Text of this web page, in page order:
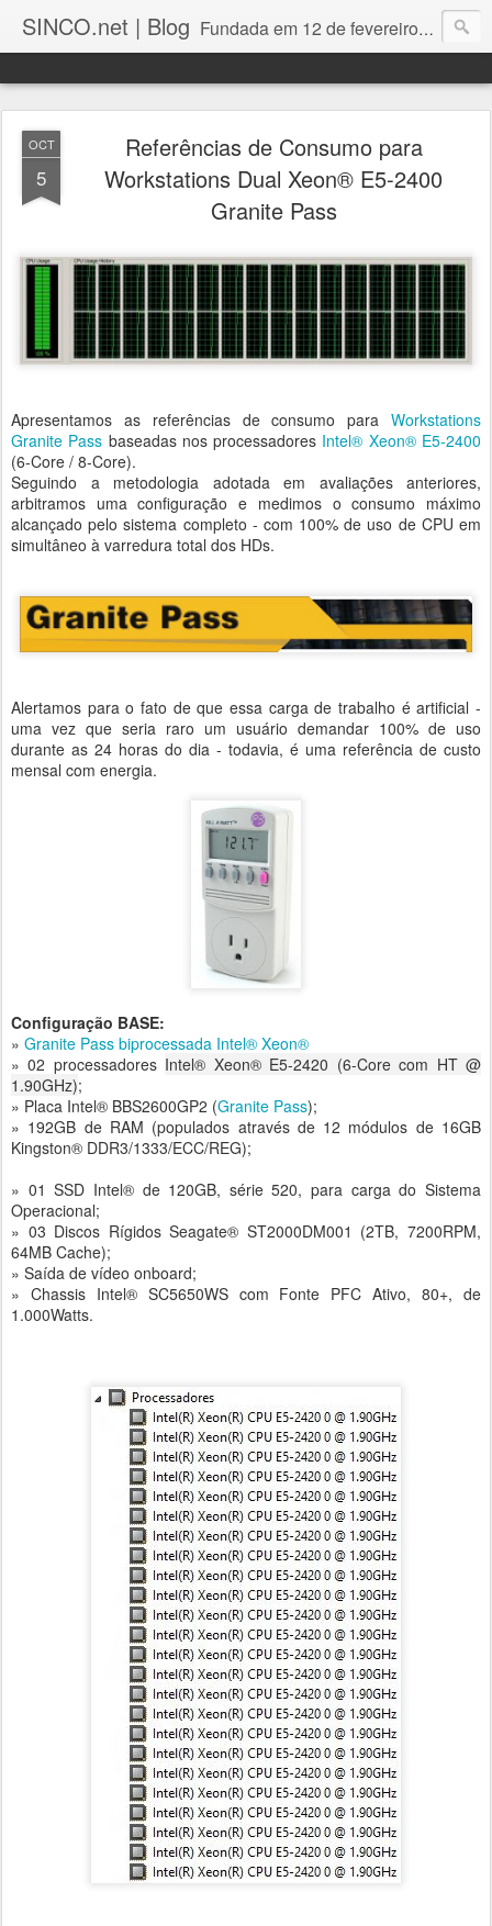
SINCO.net | Blog Fundada em 12 de fevereiro de 1982. Fabricante brasileira de servidores e workstations. Certificações: Intel Technology Provider Platinum, Seagate Storage Solution Provider, Kingston Premium Reseller, Nilko Design Partner.
OCT
5
Referências de Consumo para
Workstations Dual Xeon® E5-2400
Granite Pass
Apresentamos as referências de consumo para Workstations
Granite Pass baseadas nos processadores Intel® Xeon® E5-2400
(6-Core / 8-Core).
Seguindo a metodologia adotada em avaliações anteriores,
arbitramos uma configuração e medimos o consumo máximo
alcançado pelo sistema completo - com 100% de uso de CPU em
simultâneo à varredura total dos HDs.
Alertamos para o fato de que essa carga de trabalho é artificial -
uma vez que seria raro um usuário demandar 100% de uso
durante as 24 horas do dia - todavia, é uma referência de custo
mensal com energia.
Configuração BASE:
» Granite Pass biprocessada Intel® Xeon®
» 02 processadores Intel® Xeon® E5-2420 (6-Core com HT @
1.90GHz);
» Placa Intel® BBS2600GP2 (Granite Pass);
» 192GB de RAM (populados através de 12 módulos de 16GB
Kingston® DDR3/1333/ECC/REG);
» 01 SSD Intel® de 120GB, série 520, para carga do Sistema
Operacional;
» 03 Discos Rígidos Seagate® ST2000DM001 (2TB, 7200RPM,
64MB Cache);
» Saída de vídeo onboard;
» Chassis Intel® SC5650WS com Fonte PFC Ativo, 80+, de
1.000Watts.